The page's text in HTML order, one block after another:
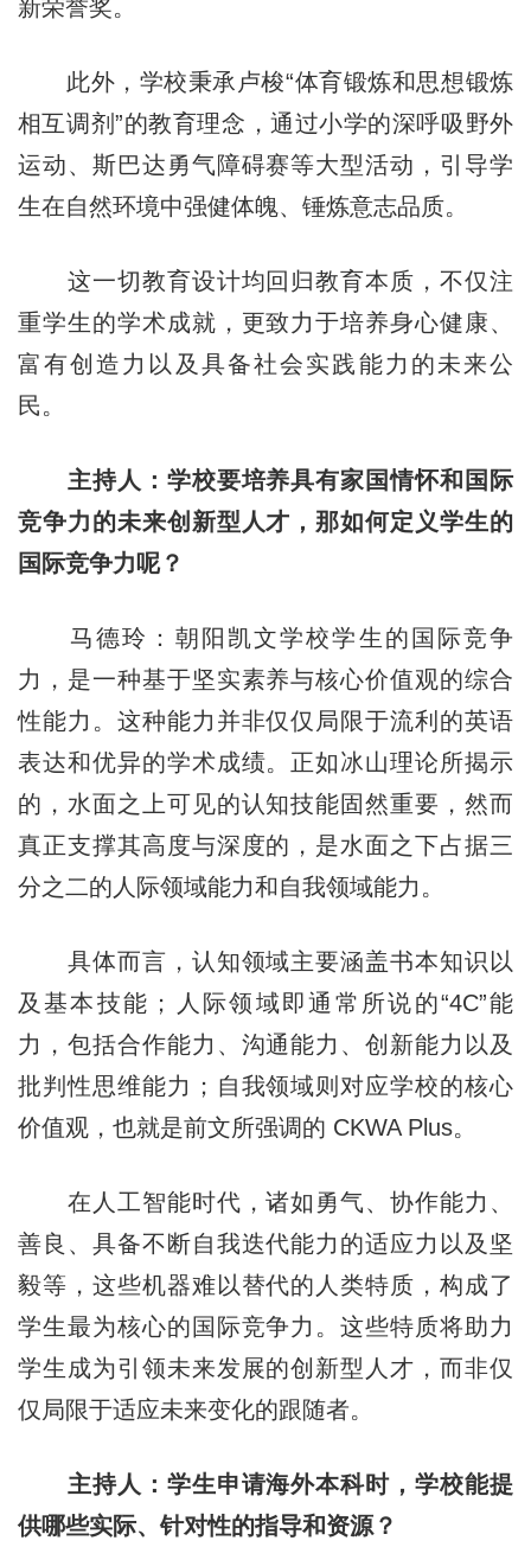
新荣誉奖。
此外，学校秉承卢梭“体育锻炼和思想锻炼
相互调剂”的教育理念，通过小学的深呼吸野外
运动、斯巴达勇气障碍赛等大型活动，引导学
生在自然环境中强健体魄、锤炼意志品质。
这一切教育设计均回归教育本质，不仅注
重学生的学术成就，更致力于培养身心健康、
富有创造力以及具备社会实践能力的未来公
民。
主持人：学校要培养具有家国情怀和国际
竞争力的未来创新型人才，那如何定义学生的
国际竞争力呢？
马德玲：朝阳凯文学校学生的国际竞争
力，是一种基于坚实素养与核心价值观的综合
性能力。这种能力并非仅仅局限于流利的英语
表达和优异的学术成绩。正如冰山理论所揭示
的，水面之上可见的认知技能固然重要，然而
真正支撑其高度与深度的，是水面之下占据三
分之二的人际领域能力和自我领域能力。
具体而言，认知领域主要涵盖书本知识以
及基本技能；人际领域即通常所说的“4C”能
力，包括合作能力、沟通能力、创新能力以及
批判性思维能力；自我领域则对应学校的核心
价值观，也就是前文所强调的 CKWA Plus。
在人工智能时代，诸如勇气、协作能力、
善良、具备不断自我迭代能力的适应力以及坚
毅等，这些机器难以替代的人类特质，构成了
学生最为核心的国际竞争力。这些特质将助力
学生成为引领未来发展的创新型人才，而非仅
仅局限于适应未来变化的跟随者。
主持人：学生申请海外本科时，学校能提
供哪些实际、针对性的指导和资源？